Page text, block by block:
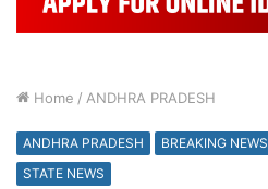
Home / ANDHRA PRADESH
ANDHRA PRADESH BREAKING NEWS
STATE NEWS